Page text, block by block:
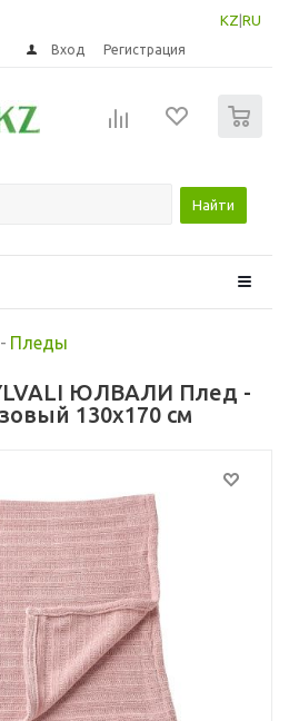
KZ RU
Вход Регистрация
Найти
- Пледы
ЮЛВАЛИ Плед -
130x170 см